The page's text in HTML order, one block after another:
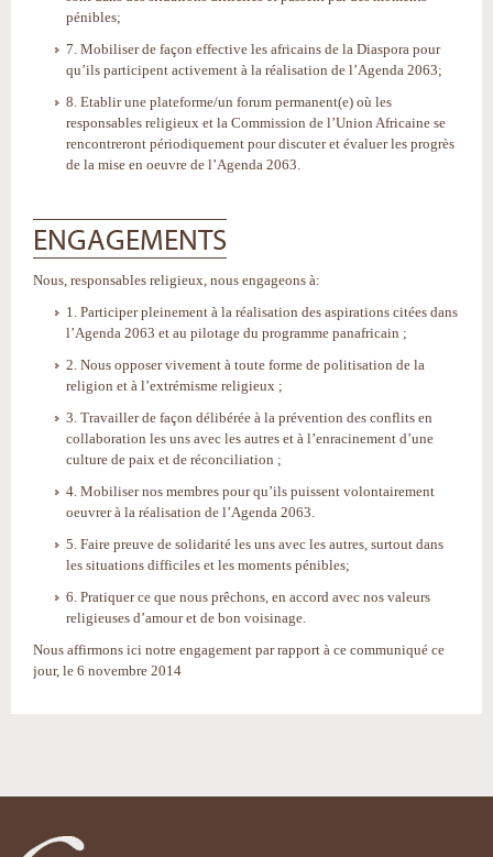
pénibles;
7. Mobiliser de façon effective les africains de la Diaspora pour
qu’ils participent activement à la réalisation de l’Agenda 2063;
8. Etablir une plateforme/un forum permanent(e) où les
responsables religieux et la Commission de l’Union Africaine se
rencontreront périodiquement pour discuter et évaluer les progrès
de la mise en oeuvre de l’Agenda 2063.
ENGAGEMENTS
Nous, responsables religieux, nous engageons à:
1. Participer pleinement à la réalisation des aspirations citées dans
l’Agenda 2063 et au pilotage du programme panafricain ;
2. Nous opposer vivement à toute forme de politisation de la
religion et à l’extrémisme religieux ;
3. Travailler de façon délibérée à la prévention des conflits en
collaboration les uns avec les autres et à l’enracinement d’une
culture de paix et de réconciliation ;
4. Mobiliser nos membres pour qu’ils puissent volontairement
oeuvrer à la réalisation de l’Agenda 2063.
5. Faire preuve de solidarité les uns avec les autres, surtout dans
les situations difficiles et les moments pénibles;
6. Pratiquer ce que nous prêchons, en accord avec nos valeurs
religieuses d’amour et de bon voisinage.
Nous affirmons ici notre engagement par rapport à ce communiqué ce
jour, le 6 novembre 2014
document